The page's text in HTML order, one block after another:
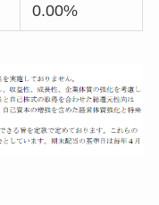
0.00%